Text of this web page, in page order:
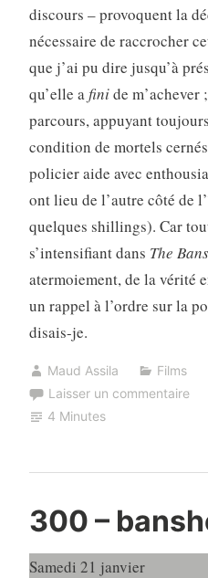
discours – provoquent la
nécessaire de raccrocher
que j’ai pu dire jusqu’à
qu’elle afinide m’achever
parcours, appuyant
condition de mortels
policier aide avec
ont lieu de l’autre côté de
quelques shillings). Car
s’intensifiant dans The
atermoiement, de la vérité
un rappel à l’ordre sur la
disais-je.
Maud Assila
Films
Laisser un commentaire
4 Minutes
300 –
Samedi 21 janvier